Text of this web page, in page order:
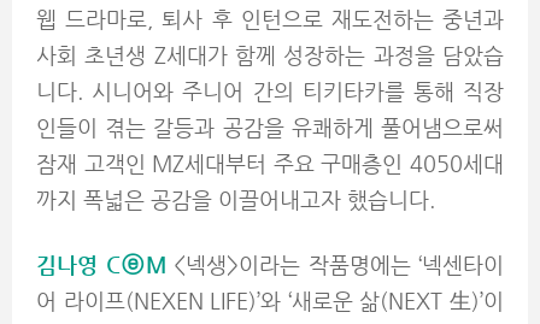
웹 드라마로, 퇴사 후 인턴으로 재도전하는 중년과
사회 초년생 Z세대가 함께 성장하는 과정을 담았습
니다. 시니어와 주니어 간의 티키타카를 통해 직장
인들이 겪는 갈등과 공감을 유쾌하게 풀어냄으로써
잠재 고객인 MZ세대부터 주요 구매층인 4050세대
까지 폭넓은 공감을 이끌어내고자 했습니다.
김나영 CⓔM <넥생>이라는 작품명에는 ‘넥센타이
어 라이프(NEXEN LIFE)’와 ‘새로운 삶(NEXT 生)’이